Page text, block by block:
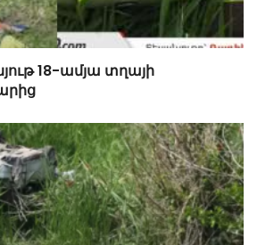
18-ամյա տղայի